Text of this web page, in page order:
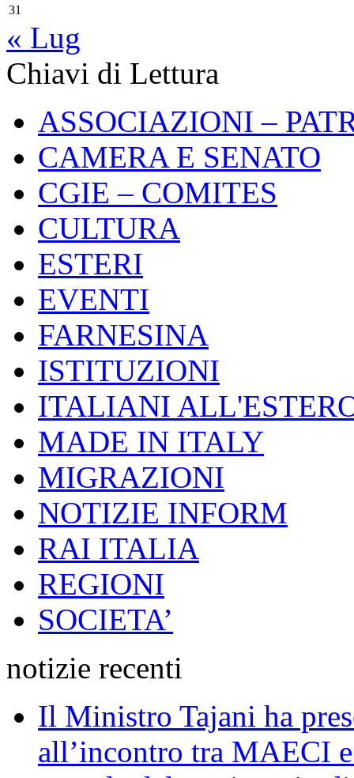
31
« Lug
Chiavi di Lettura
ASSOCIAZIONI –
CAMERA E SENATO
CGIE – COMITES
CULTURA
ESTERI
EVENTI
FARNESINA
ISTITUZIONI
ITALIANI
MADE IN ITALY
MIGRAZIONI
NOTIZIE INFORM
RAI ITALIA
REGIONI
SOCIETA’
notizie recenti
Il Ministro Tajani ha
all’incontro tra MAECI